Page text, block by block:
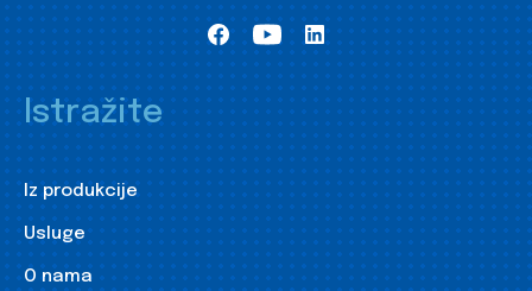
Istražite
Iz produkcije
Usluge
O nama